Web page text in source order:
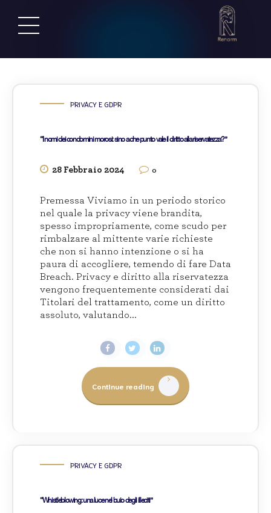
PRIVACY E GDPR
“I nomi dei condomini morosi: sino a che punto vale il diritto alla riservatezza?”
28 Febbraio 2024 0
Premessa Viviamo in un periodo storico
nel quale la privacy viene brandita,
spesso impropriamente, come scudo per
rimbalzare al mittente varie richieste
che non si hanno intenzione o si ha
paura di accogliere, temendo di fare Data
Breach. Privacy e diritto alla riservatezza
vengono frequentemente considerati dai
Titolari del trattamento, come un diritto
assoluto, valutando...
Continue reading
PRIVACY E GDPR
“Whistleblowing: una luce nel buio degli illeciti”